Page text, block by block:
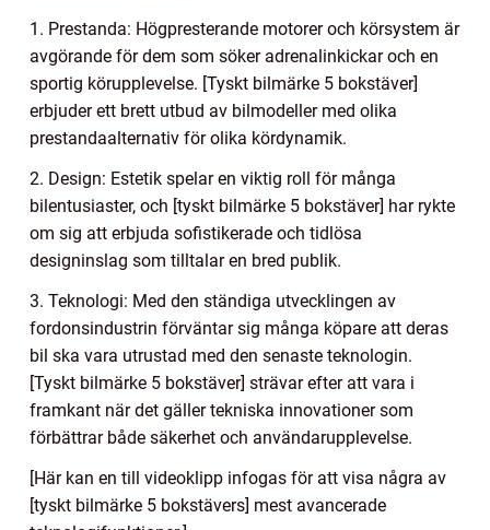
1. Prestanda: Högpresterande motorer och körsystem är
avgörande för dem som söker adrenalinkickar och en
sportig körupplevelse. [Tyskt bilmärke 5 bokstäver]
erbjuder ett brett utbud av bilmodeller med olika
prestandaalternativ för olika kördynamik.
2. Design: Estetik spelar en viktig roll för många
bilentusiaster, och [tyskt bilmärke 5 bokstäver] har rykte
om sig att erbjuda sofistikerade och tidlösa
designinslag som tilltalar en bred publik.
3. Teknologi: Med den ständiga utvecklingen av
fordonsindustrin förväntar sig många köpare att deras
bil ska vara utrustad med den senaste teknologin.
[Tyskt bilmärke 5 bokstäver] strävar efter att vara i
framkant när det gäller tekniska innovationer som
förbättrar både säkerhet och användarupplevelse.
[Här kan en till videoklipp infogas för att visa några av
[tyskt bilmärke 5 bokstävers] mest avancerade